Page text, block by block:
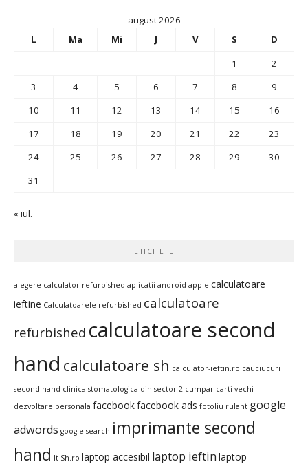
august 2026
L
Ma Mi J V S
D
1
2
3
4 5 6 7 8
9
10
11 12 13 14 15
16
17
18 19 20 21 22
23
24
25 26 27 28 29
30
31
« iul.
ETICHETE
alegere calculator refurbished aplicatii android apple calculatoare
ieftine Calculatoarele refurbished calculatoare
refurbished calculatoare second
hand calculatoare sh calculator-ieftin.ro cauciucuri
second hand clinica stomatologica din sector 2 cumpar carti vechi
dezvoltare personala facebookfacebook ads fotoliu rulant google
adwords google search imprimante second
hand It-Sh.ro laptop accesibil laptop ieftin laptop